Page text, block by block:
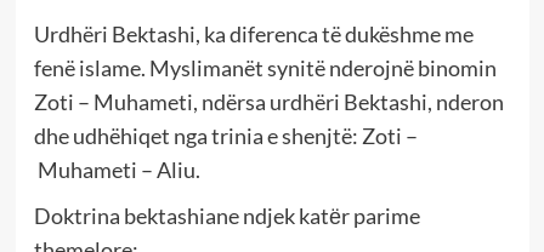
Urdhëri Bektashi, ka diferenca të dukëshme me
fenë islame. Myslimanët synitë nderojnë binomin
Zoti – Muhameti, ndërsa urdhëri Bektashi, nderon
dhe udhëhiqet nga trinia e shenjtë: Zoti –
Muhameti – Aliu.
Doktrina bektashiane ndjek katёr parime